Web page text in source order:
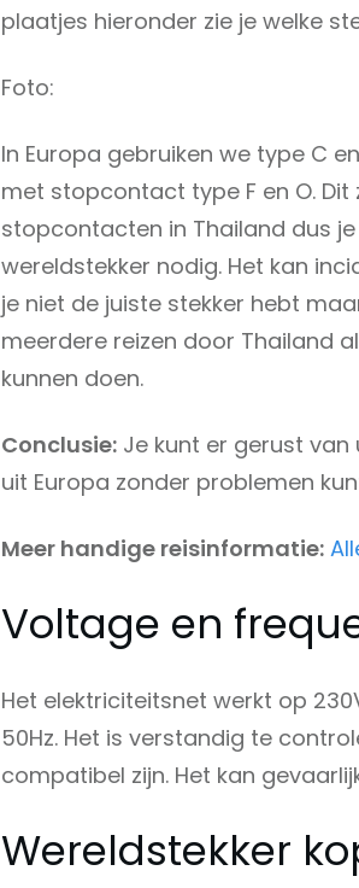
plaatjes hieronder zie je welke
Foto:
In Europa gebruiken we type C
met stopcontact type F en O.
stopcontacten in Thailand dus
wereldstekker nodig. Het kan
je niet de juiste stekker hebt
meerdere reizen door Thailand
kunnen doen.
Conclusie: Je kunt er gerust
uit Europa zonder problemen
Meer handige reisinformatie:
Voltage en
Het elektriciteitsnet werkt op
50Hz. Het is verstandig te
compatibel zijn. Het kan
Wereldstekker